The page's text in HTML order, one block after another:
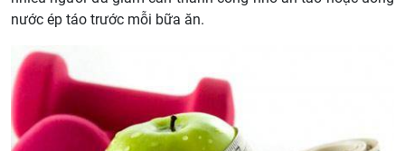
nước ép táo trước mỗi bữa ăn.